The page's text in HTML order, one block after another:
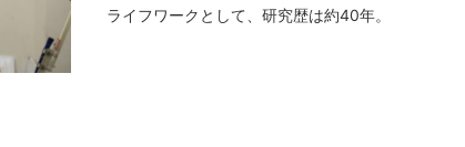
ライフワークとして、研究歴は約40年。